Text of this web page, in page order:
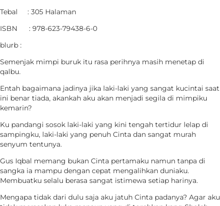
Tebal : 305 Halaman
ISBN : 978-623-79438-6-0
blurb :
Semenjak mimpi buruk itu rasa perihnya masih menetap di
qalbu.
Entah bagaimana jadinya jika laki-laki yang sangat kucintai saat
ini benar tiada, akankah aku akan menjadi segila di mimpiku
kemarin?
Ku pandangi sosok laki-laki yang kini tengah tertidur lelap di
sampingku, laki-laki yang penuh Cinta dan sangat murah
senyum tentunya.
Gus Iqbal memang bukan Cinta pertamaku namun tanpa di
sangka ia mampu dengan cepat mengalihkan duniaku.
Membuatku selalu berasa sangat istimewa setiap harinya.
Mengapa tidak dari dulu saja aku jatuh Cinta padanya? Agar aku